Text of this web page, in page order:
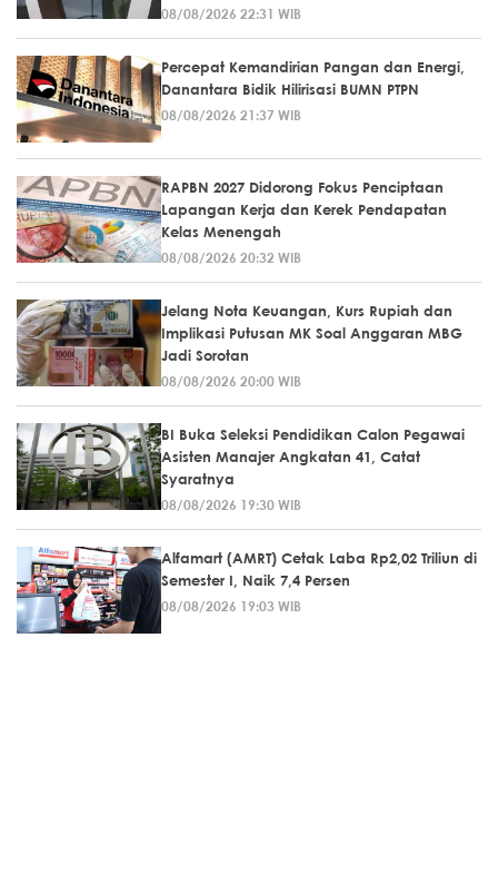
08/08/2026 22:31 WIB
Percepat Kemandirian Pangan dan Energi,
Danantara Bidik Hilirisasi BUMN PTPN
08/08/2026 21:37 WIB
RAPBN 2027 Didorong Fokus Penciptaan
Lapangan Kerja dan Kerek Pendapatan
Kelas Menengah
08/08/2026 20:32 WIB
Jelang Nota Keuangan, Kurs Rupiah dan
Implikasi Putusan MK Soal Anggaran MBG
Jadi Sorotan
08/08/2026 20:00 WIB
BI Buka Seleksi Pendidikan Calon Pegawai
Asisten Manajer Angkatan 41, Catat
Syaratnya
08/08/2026 19:30 WIB
Alfamart (AMRT) Cetak Laba Rp2,02 Triliun di
Semester I, Naik 7,4 Persen
08/08/2026 19:03 WIB